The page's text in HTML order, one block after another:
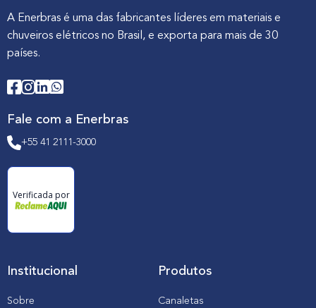
A Enerbras é uma das fabricantes líderes em materiais e
chuveiros elétricos no Brasil, e exporta para mais de 30
países.
Fale com a Enerbras
+55 41 2111-3000
Verificada por
Institucional
Sobre
Produtos
Canaletas